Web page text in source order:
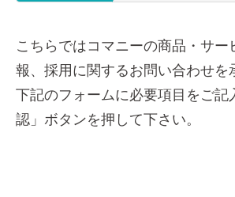
こちらではコマニーの商品・サー
報、採用に関するお問い合わせを
下記のフォームに必要項目をご記
認」ボタンを押して下さい。